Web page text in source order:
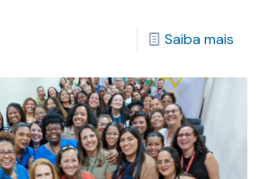
Saiba mais